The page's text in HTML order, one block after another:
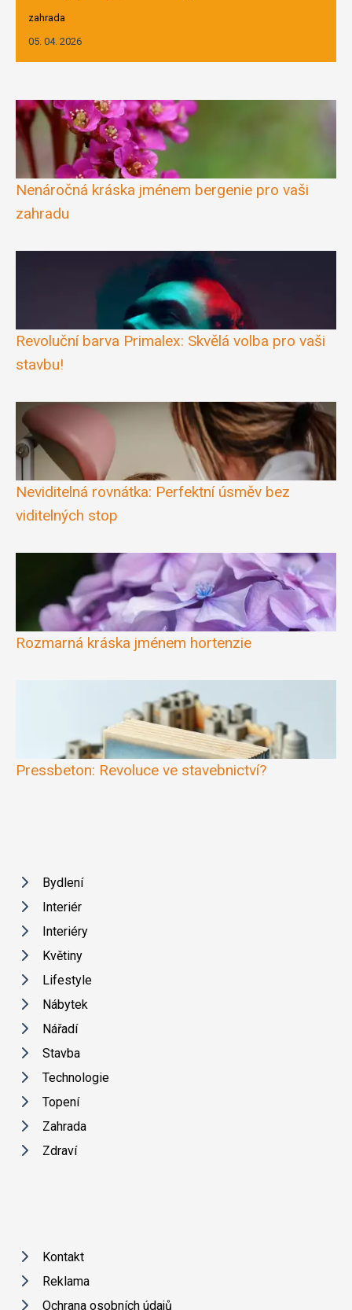
zahrada
05. 04. 2026
Nenáročná kráska jménem bergenie pro vaši
zahradu
Revoluční barva Primalex: Skvělá volba pro vaši
stavbu!
Neviditelná rovnátka: Perfektní úsměv bez
viditelných stop
Rozmarná kráska jménem hortenzie
Pressbeton: Revoluce ve stavebnictví?
Bydlení
Interiér
Interiéry
Květiny
Lifestyle
Nábytek
Nářadí
Stavba
Technologie
Topení
Zahrada
Zdraví
Kontakt
Reklama
Ochrana osobních údajů